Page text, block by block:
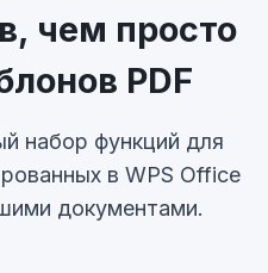
чем просто
PDF
набор функций для
в WPS Office
документами.